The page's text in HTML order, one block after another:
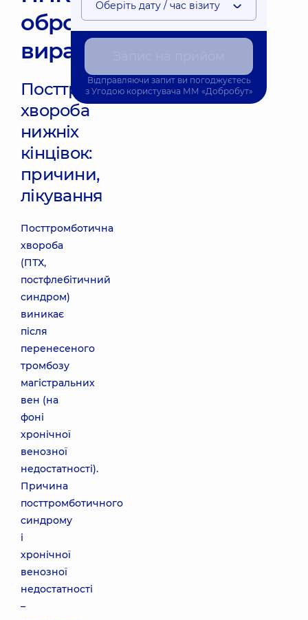
обробка
виразок
Посттромботична
хвороба
нижніх
кінцівок:
причини,
лікування
Посттромботична
хвороба
(ПТХ,
постфлебітичний
синдром)
виникає
після
перенесеного
тромбозу
магістральних
вен (на
фоні
хронічної
венозної
недостатності).
Причина
посттромботичного
синдрому
і
хронічної
венозної
недостатності
–
Оберіть дату / час візиту
Відправляючи запит ви погоджуєтесь
з Угодою користувача ММ «Добробут»